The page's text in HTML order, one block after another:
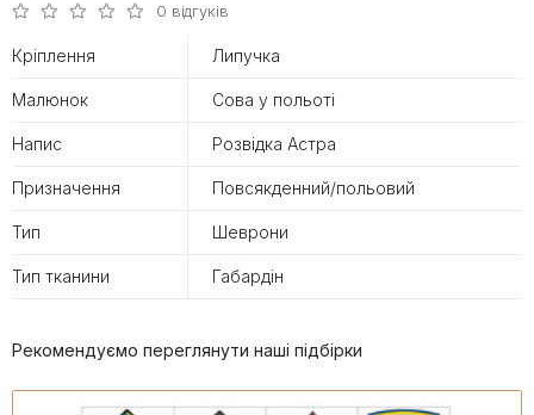
0 відгуків
Кріплення Липучка
Малюнок Сова у польоті
Напис Розвідка Астра
Призначення Повсякденний/польовий
Тип Шеврони
Тип тканини Габардін
Рекомендуємо переглянути наші підбірки